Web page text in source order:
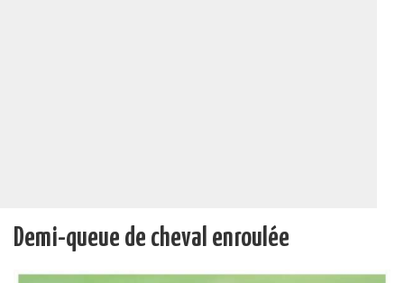
Demi-queue de cheval enroulée